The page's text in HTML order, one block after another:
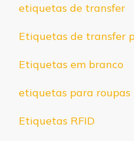
etiquetas de transfer
Etiquetas de transfer
Etiquetas em branco
etiquetas para roupas
Etiquetas RFID